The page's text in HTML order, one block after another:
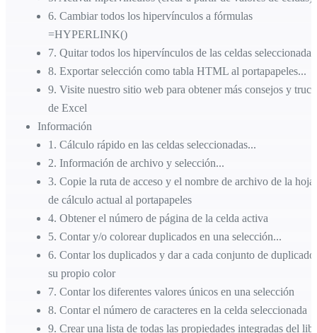
6. Cambiar todos los hipervínculos a fórmulas
=HYPERLINK()
7. Quitar todos los hipervínculos de las celdas seleccionadas
8. Exportar selección como tabla HTML al portapapeles...
9. Visite nuestro sitio web para obtener más consejos y
de Excel
Información
1 . Cálculo rápido en las celdas seleccionadas...
2. Información de archivo y selección...
3. Copie la ruta de acceso y el nombre de archivo de la hoja
de cálculo actual al portapapeles
4. Obtener el número de página de la celda activa
5. Contar y/o colorear duplicados en una selección...
6. Contar los duplicados y dar a cada conjunto de
su propio color
7. Contar los diferentes valores únicos en una selección
8. Contar el número de caracteres en la celda seleccionada
9. Crear una lista de todas las propiedades integradas del